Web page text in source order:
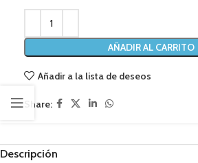
AÑADIR AL CARRITO
Añadir a la lista de deseos
Share:
Descripción